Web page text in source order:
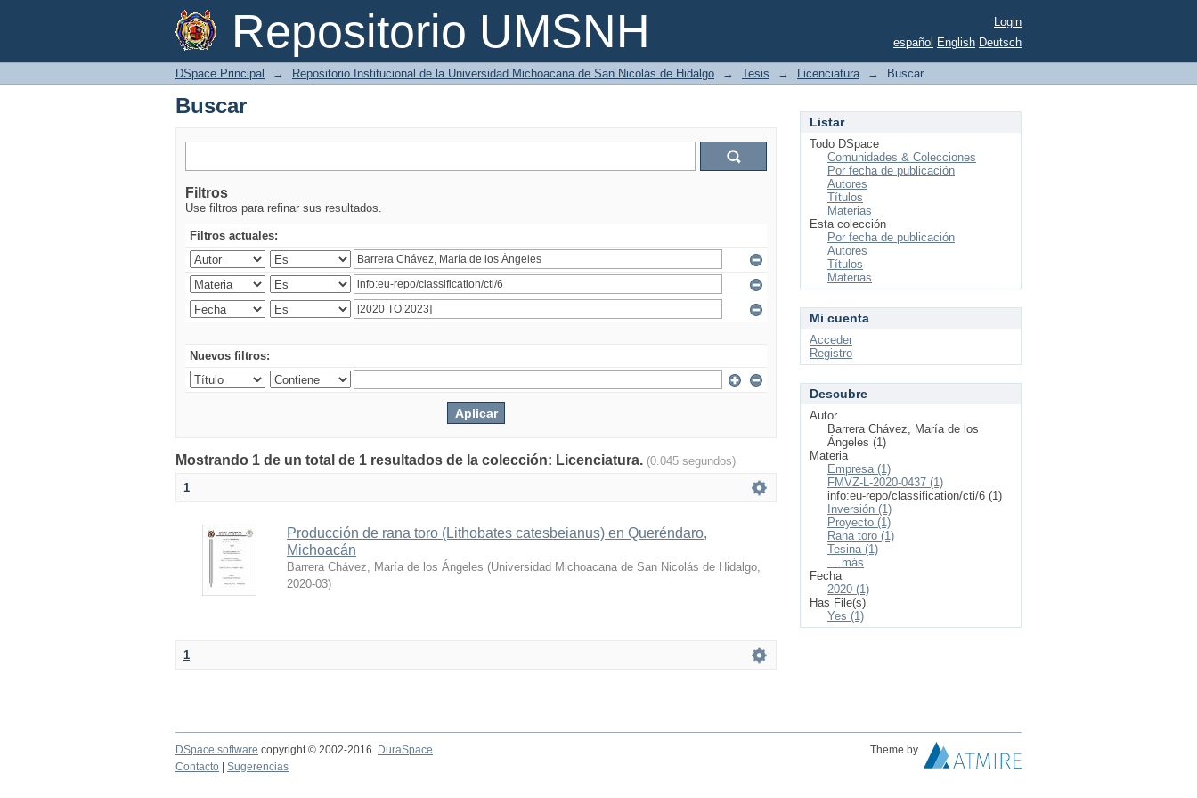
Repositorio UMSNH
Buscar
Login
español English Deutsch
DSpace Principal → Repositorio Institucional de la Universidad Michoacana de San Nicolás de Hidalgo → Tesis → Licenciatura → Buscar
Buscar
Filtros
Use filtros para refinar sus resultados.
Filtros actuales:
Nuevos filtros:
Mostrando 1 de un total de 1 resultados de la colección: Licenciatura. (0.045 segundos)
1
Producción de rana toro (Lithobates catesbeianus) en Queréndaro,
Michoacán
Barrera Chávez, María de los Ángeles (Universidad Michoacana de San Nicolás de Hidalgo,
2020-03)
1
Listar
Todo DSpace
Comunidades & Colecciones
Por fecha de publicación
Autores
Títulos
Materias
Esta colección
Por fecha de publicación
Autores
Títulos
Materias
Mi cuenta
Acceder
Registro
Descubre
Autor
Barrera Chávez, María de los
Ángeles (1)
Materia
Empresa (1)
FMVZ-L-2020-0437 (1)
info:eu-repo/classification/cti/6 (1)
Inversión (1)
Proyecto (1)
Rana toro (1)
Tesina (1)
... más
Fecha
2020 (1)
Has File(s)
Yes (1)
DSpace software copyright © 2002-2016 DuraSpace
Theme by
Contacto
Sugerencias